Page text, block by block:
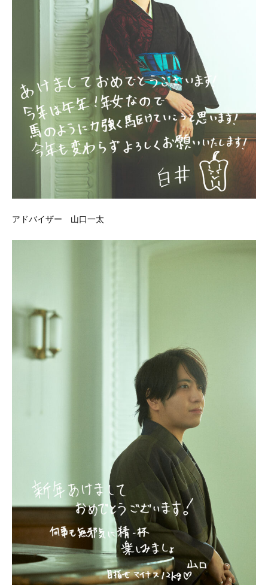
アドバイザー 山口一太